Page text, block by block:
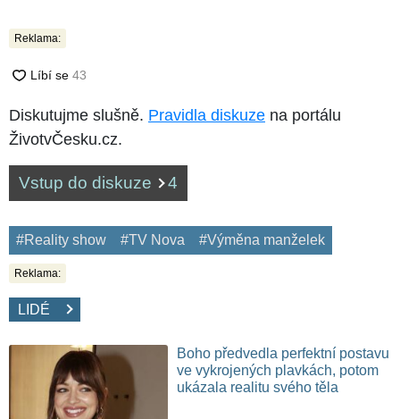
Reklama:
Diskutujme slušně. Pravidla diskuze na portálu
ŽivotvČesku.cz.
Vstup do diskuze 4
#Reality show #TV Nova #Výměna manželek
Reklama:
LIDÉ
Boho předvedla perfektní postavu
ve vykrojených plavkách, potom
ukázala realitu svého těla